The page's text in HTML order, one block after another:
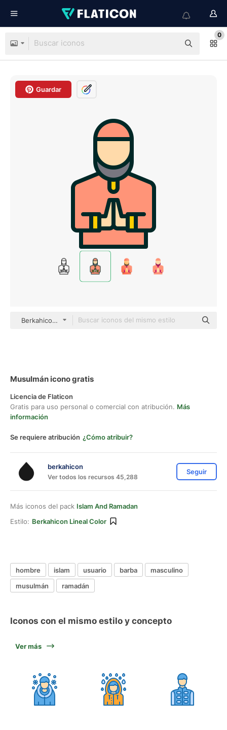
0
Guardar
Berkahicon Lineal Color
Musulmán icono gratis
Licencia de Flaticon
Gratis para uso personal o comercial con atribución. Más
información
Se requiere atribución ¿Cómo atribuir?
berkahicon
Ver todos los recursos 45,288
Seguir
Más iconos del pack Islam And Ramadan
Estilo: Berkahicon Lineal Color
hombre islam usuario barba
masculino
musulmán
ramadán
Iconos con el mismo estilo y concepto
Ver más